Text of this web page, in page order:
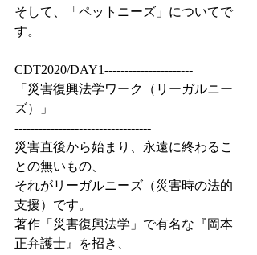
そして、「ペットニーズ」についてで
す。
CDT2020/DAY1----------------------
「災害復興法学ワーク（リーガルニー
ズ）」
----------------------------------
災害直後から始まり、永遠に終わるこ
との無いもの、
それがリーガルニーズ（災害時の法的
支援）です。
著作「災害復興法学」で有名な『岡本
正弁護士』を招き、